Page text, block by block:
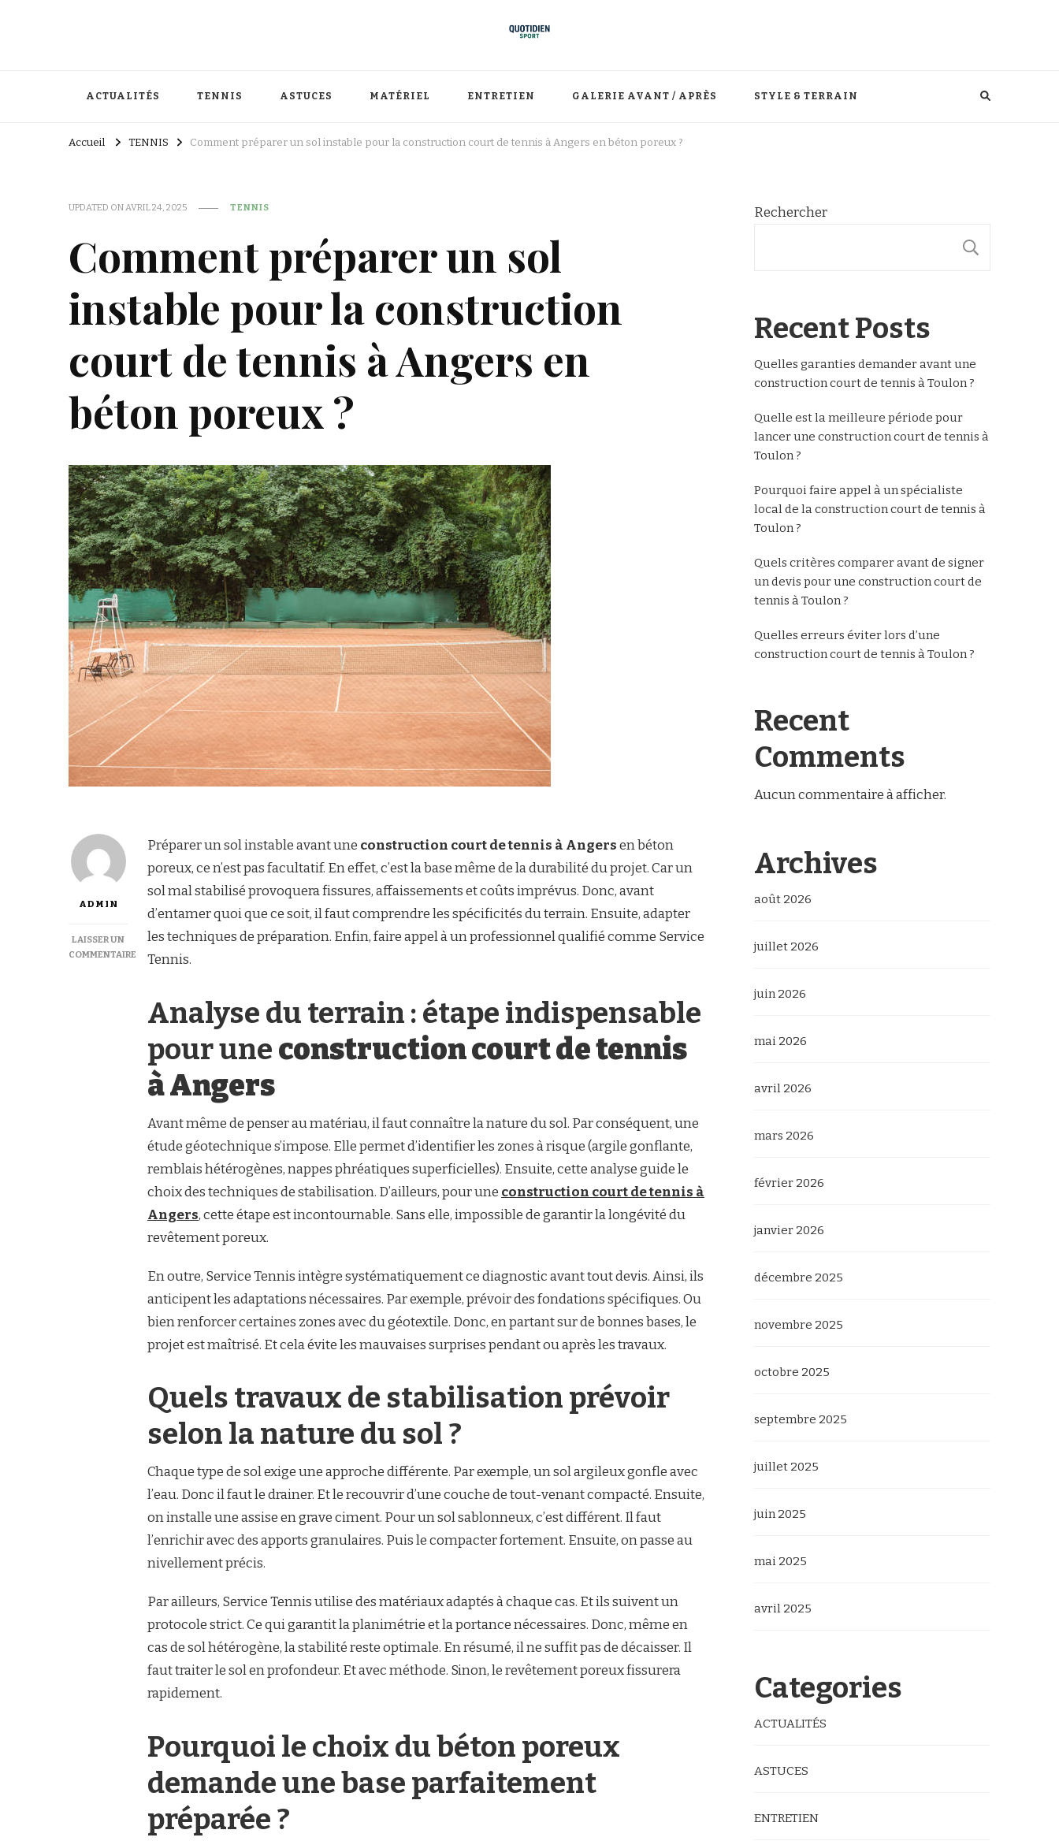
ACTUALITÉS TENNIS ASTUCES MATÉRIEL ENTRETIEN GALERIE AVANT / APRÈS STYLE & TERRAIN
Accueil TENNIS Comment préparer un sol instable pour la construction court de tennis à Angers en béton poreux ?
UPDATED ONAVRIL 24, 2025 TENNIS
Comment préparer un sol
instable pour la construction
court de tennis à Angers en
béton poreux ?
ADMIN
LAISSER UN
COMMENTAIRE
CONSTRUCTION
Préparer un sol instable avant une construction court de tennis à Angersen béton
poreux, ce n’est pas facultatif. En effet, c’est la base même de la durabilité du projet. Car un
sol mal stabilisé provoquera fissures, affaissements et coûts imprévus. Donc, avant
d’entamer quoi que ce soit, il faut comprendre les spécificités du terrain. Ensuite, adapter
les techniques de préparation. Enfin, faire appel à un professionnel qualifié comme Service
Tennis.
Analyse du terrain : étape indispensable
pour une construction court de tennis
à Angers
Avant même de penser au matériau, il faut connaître la nature du sol. Par conséquent, une
étude géotechnique s’impose. Elle permet d’identifier les zones à risque (argile gonflante,
remblais hétérogènes, nappes phréatiques superficielles). Ensuite, cette analyse guide le
choix des techniques de stabilisation. D’ailleurs, pour une construction court de tennis à
Angers, cette étape est incontournable. Sans elle, impossible de garantir la longévité du
revêtement poreux.
En outre, Service Tennis intègre systématiquement ce diagnostic avant tout devis. Ainsi, ils
anticipent les adaptations nécessaires. Par exemple, prévoir des fondations spécifiques. Ou
bien renforcer certaines zones avec du géotextile. Donc, en partant sur de bonnes bases, le
projet est maîtrisé. Et cela évite les mauvaises surprises pendant ou après les travaux.
Quels travaux de stabilisation prévoir
selon la nature du sol ?
Chaque type de sol exige une approche différente. Par exemple, un sol argileux gonfle avec
l’eau. Donc il faut le drainer. Et le recouvrir d’une couche de tout-venant compacté. Ensuite,
on installe une assise en grave ciment. Pour un sol sablonneux, c’est différent. Il faut
l’enrichir avec des apports granulaires. Puis le compacter fortement. Ensuite, on passe au
nivellement précis.
Par ailleurs, Service Tennis utilise des matériaux adaptés à chaque cas. Et ils suivent un
protocole strict. Ce qui garantit la planimétrie et la portance nécessaires. Donc, même en
cas de sol hétérogène, la stabilité reste optimale. En résumé, il ne suffit pas de décaisser. Il
faut traiter le sol en profondeur. Et avec méthode. Sinon, le revêtement poreux fissurera
rapidement.
Pourquoi le choix du béton poreux
demande une base parfaitement
préparée ?
Rechercher
Recent Posts
Quelles garanties demander avant une
construction court de tennis à Toulon ?
Quelle est la meilleure période pour
lancer une construction court de tennis à
Toulon ?
Pourquoi faire appel à un spécialiste
local de la construction court de tennis à
Toulon ?
Quels critères comparer avant de signer
un devis pour une construction court de
tennis à Toulon ?
Quelles erreurs éviter lors d’une
construction court de tennis à Toulon ?
Recent
Comments
Aucun commentaire à afficher.
Archives
août 2026
juillet 2026
juin 2026
mai 2026
avril 2026
mars 2026
février 2026
janvier 2026
décembre 2025
novembre 2025
octobre 2025
septembre 2025
juillet 2025
juin 2025
mai 2025
avril 2025
Categories
ACTUALITÉS
ASTUCES
ENTRETIEN